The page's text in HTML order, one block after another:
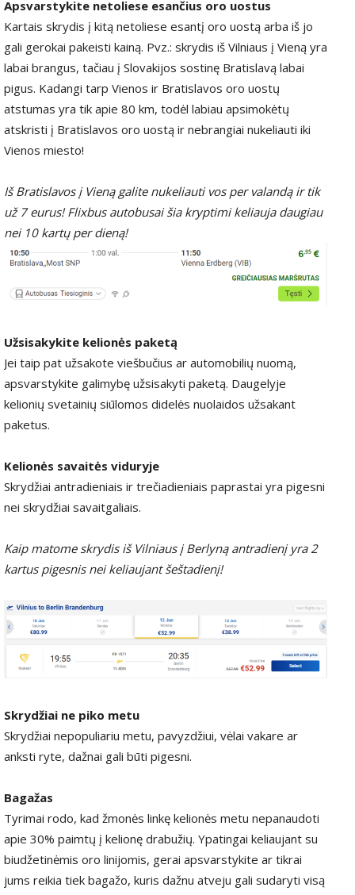
Apsvarstykite netoliese esančius oro uostus
Kartais skrydis į kitą netoliese esantį oro uostą arba iš jo
gali gerokai pakeisti kainą. Pvz.: skrydis iš Vilniaus į Vieną yra
labai brangus, tačiau į Slovakijos sostinę Bratislavą labai
pigus. Kadangi tarp Vienos ir Bratislavos oro uostų
atstumas yra tik apie 80 km, todėl labiau apsimokėtų
atskristi į Bratislavos oro uostą ir nebrangiai nukeliauti iki
Vienos miesto!
Iš Bratislavos į Vieną galite nukeliauti vos per valandą ir tik
už 7 eurus! Flixbus autobusai šia kryptimi keliauja daugiau
nei 10 kartų per dieną!
Užsisakykite kelionės paketą
Jei taip pat užsakote viešbučius ar automobilių nuomą,
apsvarstykite galimybę užsisakyti paketą. Daugelyje
kelionių svetainių siūlomos didelės nuolaidos užsakant
paketus.
Kelionės savaitės viduryje
Skrydžiai antradieniais ir trečiadieniais paprastai yra pigesni
nei skrydžiai savaitgaliais.
Kaip matome skrydis iš Vilniaus į Berlyną antradienį yra 2
kartus pigesnis nei keliaujant šeštadienį!
Skrydžiai ne piko metu
Skrydžiai nepopuliariu metu, pavyzdžiui, vėlai vakare ar
anksti ryte, dažnai gali būti pigesni.
Bagažas
Tyrimai rodo, kad žmonės linkę kelionės metu nepanaudoti
apie 30% paimtų į kelionę drabužių. Ypatingai keliaujant su
biudžetinėmis oro linijomis, gerai apsvarstykite ar tikrai
jums reikia tiek bagažo, kuris dažnu atveju gali sudaryti visą